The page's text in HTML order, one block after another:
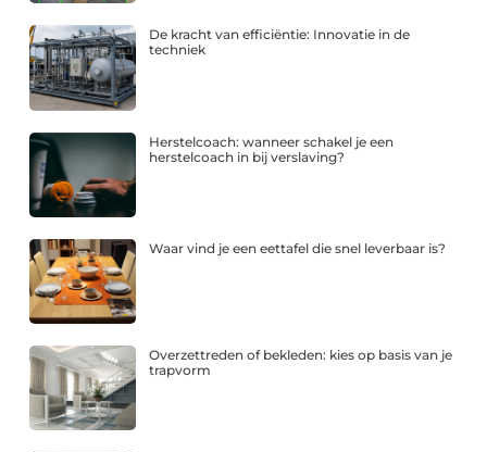
De kracht van efficiëntie: Innovatie in de
techniek
Herstelcoach: wanneer schakel je een
herstelcoach in bij verslaving?
Waar vind je een eettafel die snel leverbaar is?
Overzettreden of bekleden: kies op basis van je
trapvorm